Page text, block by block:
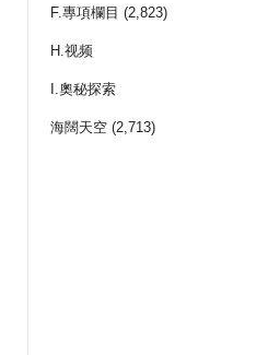
F.專項欄目 (2,823)
H.视频
I.奧秘探索
海闊天空(2,713)